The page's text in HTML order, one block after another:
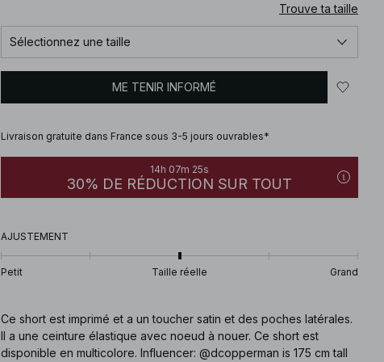
Trouve ta taille
Sélectionnez une taille
ME TENIR INFORMÉ
Livraison gratuite dans France sous 3-5 jours ouvrables*
14h 07m 24s
30% DE RÉDUCTION SUR TOUT
AJUSTEMENT
Petit Taille réelle Grand
Ce short est imprimé et a un toucher satin et des poches latérales.
Il a une ceinture élastique avec noeud à nouer. Ce short est
disponible en multicolore. Influencer: @dcopperman is 175 cm tall